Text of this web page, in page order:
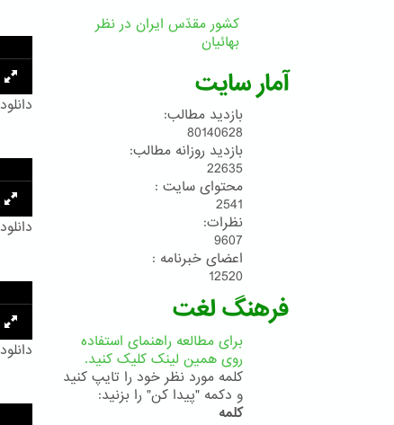
دانلود
دانلود
دانلود
کشور مقدّس ایران در نظر
بهائیان
آمار سایت
بازدید مطالب:
80140628
بازدید روزانه مطالب:
22635
محتوای سایت :
2541
نظرات:
9607
اعضای خبرنامه :
12520
فرهنگ لغت
برای مطالعه راهنمای استفاده
روی همین لینک کلیک کنید.
کلمه مورد نظر خود را تایپ کنید
و دکمه "پیدا کن" را بزنید:
کلمه